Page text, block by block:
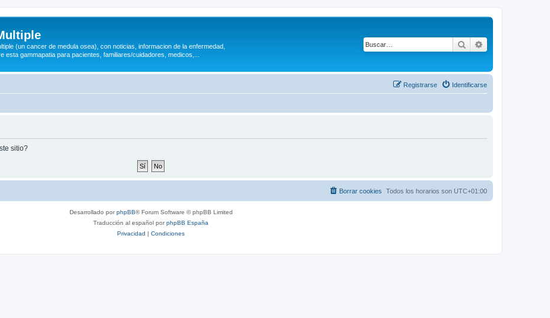
(un cancer de medula osea), con noticias, informacion de la enfermedad,
esta gammapatia para pacientes, familiares/cuidadores, medicos,...
Buscar
Identificarse
Registrarse
sitio?
Todos los horarios son UTC+01:00
Borrar cookies
Desarrollado porphpBB® Forum Software © phpBB Limited
Traducción al español porphpBB España
Privacidad | Condiciones